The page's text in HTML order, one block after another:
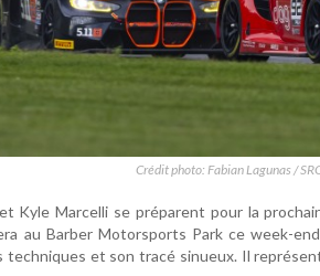
Crédit photo: Fabian Lagunas /
Kyle Marcelli se préparent pour la
au Barber Motorsports Park ce week-
techniques et son tracé sinueux. Il